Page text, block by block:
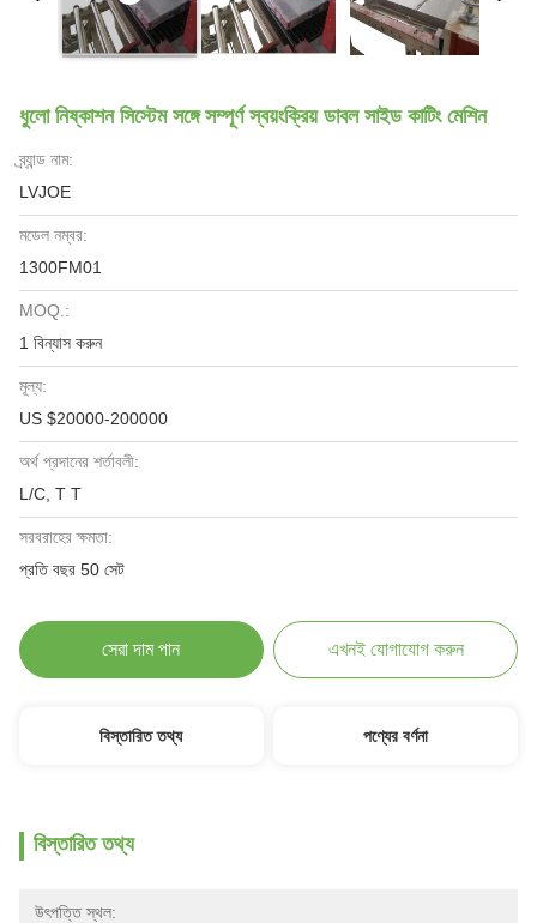
ধুলো নিষ্কাশন সিস্টেম সঙ্গে সম্পূর্ণ স্বয়ংক্রিয় ডাবল সাইড কাটিং মেশিন
ব্র্যান্ড নাম:
LVJOE
মডেল নম্বর:
1300FM01
MOQ.:
1 বিন্যাস করুন
মূল্য:
US $20000-200000
অর্থ প্রদানের শর্তাবলী:
L/C, T T
সরবরাহের ক্ষমতা:
প্রতি বছর 50 সেট
সেরা দাম পান এখনই যোগাযোগ করুন
বিস্তারিত তথ্য পণ্যের বর্ণনা
বিস্তারিত তথ্য
উৎপত্তি স্থল: